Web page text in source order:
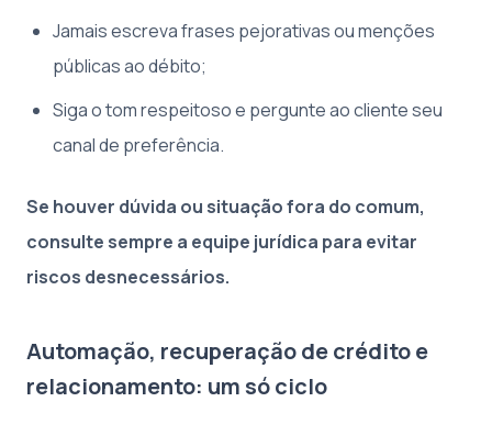
Jamais escreva frases pejorativas ou menções
públicas ao débito;
Siga o tom respeitoso e pergunte ao cliente seu
canal de preferência.
Se houver dúvida ou situação fora do comum,
consulte sempre a equipe jurídica para evitar
riscos desnecessários.
Automação, recuperação de crédito e
relacionamento: um só ciclo